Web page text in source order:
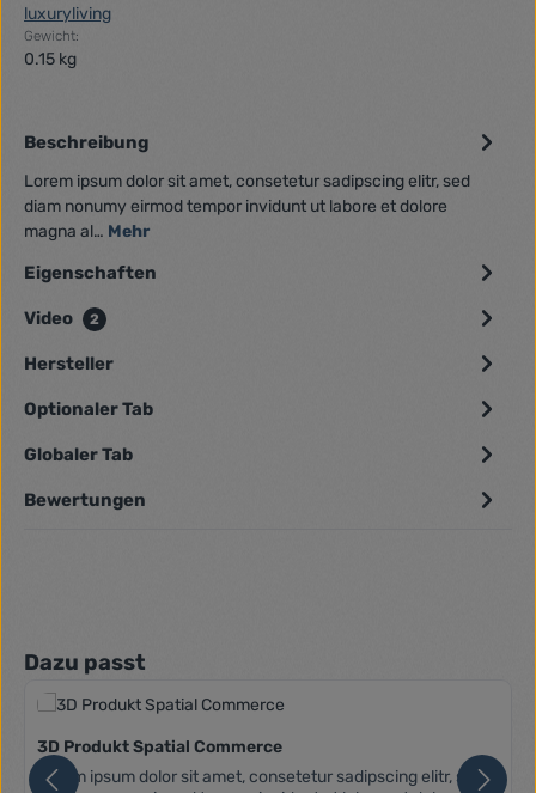
luxuryliving
Gewicht:
0.15 kg
Beschreibung
Lorem ipsum dolor sit amet, consetetur sadipscing elitr, sed
diam nonumy eirmod tempor invidunt ut labore et dolore
magna al… Mehr
Eigenschaften
Video 2
Hersteller
Optionaler Tab
Globaler Tab
Bewertungen
Produktgalerie überspringen
Dazu passt
3D Produkt Spatial Commerce
Lorem ipsum dolor sit amet, consetetur sadipscing elitr, sed